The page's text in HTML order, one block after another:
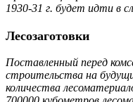
1930-31 г. будет идти в
Лесозаготовки
Поставленный перед
строительства на
количества